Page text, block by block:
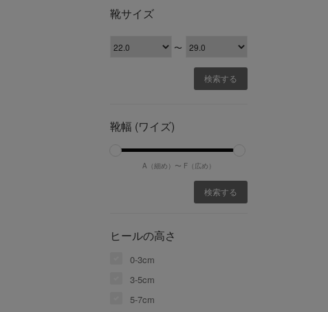
靴サイズ
〜
靴幅 (ワイズ)
A（細め）〜 F（広め）
ヒールの高さ
0-3cm
3-5cm
5-7cm